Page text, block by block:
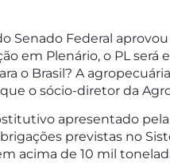
Senado Federal
em Plenário, o PL
o Brasil? A
o sócio-diretor da
apresentado pela
previstas no
acima de 10 mil